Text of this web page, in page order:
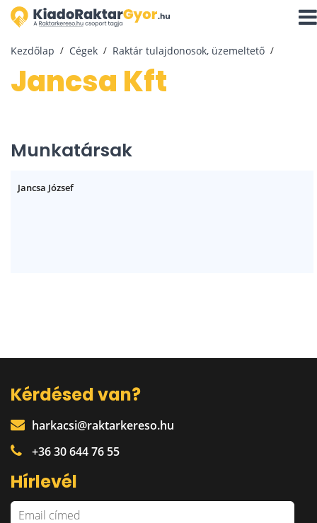
Kezdőlap Cégek Raktár tulajdonosok, üzemeltető
Jancsa Kft
Munkatársak
Jancsa József
Kérdésed van?
harkacsi@raktarkereso.hu
+36 30 644 76 55
Hírlevél